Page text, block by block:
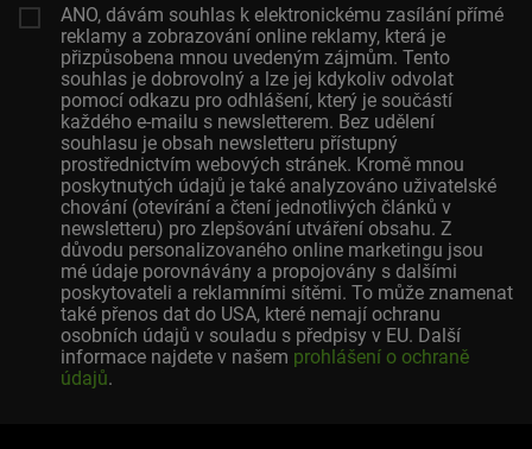
ANO, dávám souhlas k elektronickému zasílání přímé
reklamy a zobrazování online reklamy, která je
přizpůsobena mnou uvedeným zájmům. Tento
souhlas je dobrovolný a lze jej kdykoliv odvolat
pomocí odkazu pro odhlášení, který je součástí
každého e-mailu s newsletterem. Bez udělení
souhlasu je obsah newsletteru přístupný
prostřednictvím webových stránek. Kromě mnou
poskytnutých údajů je také analyzováno uživatelské
chování (otevírání a čtení jednotlivých článků v
newsletteru) pro zlepšování utváření obsahu. Z
důvodu personalizovaného online marketingu jsou
mé údaje porovnávány a propojovány s dalšími
poskytovateli a reklamními sítěmi. To může znamenat
také přenos dat do USA, které nemají ochranu
osobních údajů v souladu s předpisy v EU. Další
informace najdete v našem prohlášení o ochraně
údajů.